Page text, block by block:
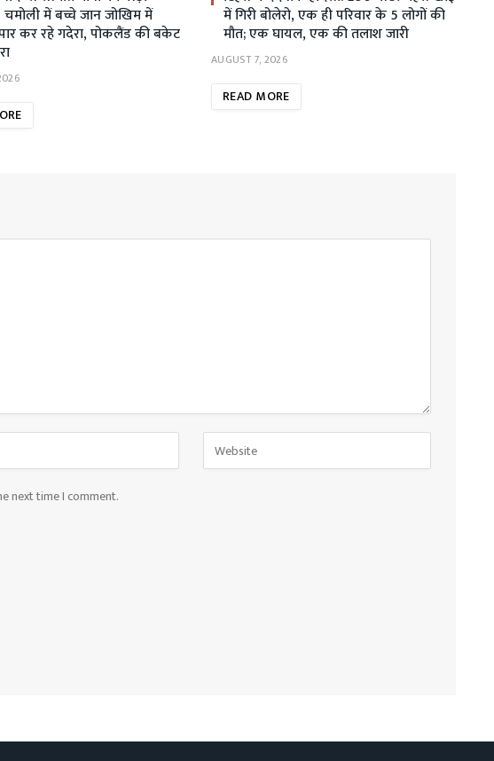
चमोली में बच्चे जान जोखिम में
कर रहे गदेरा, पोकलैंड की बकेट
में गिरी बोलेरो, एक ही परिवार के 5 लोगों की
मौत; एक घायल, एक की तलाश जारी
AUGUST 7, 2026
READ MORE
next time I comment.